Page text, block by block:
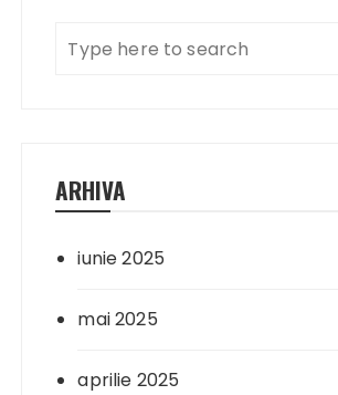
ARHIVA
iunie 2025
mai 2025
aprilie 2025